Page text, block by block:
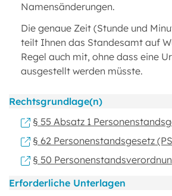
Namensänderungen.
Die genaue Zeit (Stunde und
teilt Ihnen das Standesamt auf
Regel auch mit, ohne dass eine
ausgestellt werden müsste.
Rechtsgrundlage(n)
§ 55 Absatz 1
§ 62 Personenstandsgesetz
§ 50
Erforderliche Unterlagen